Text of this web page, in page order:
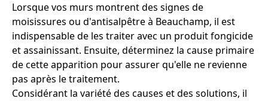
Lorsque vos murs montrent des signes de
moisissures ou d'antisalpêtre à Beauchamp, il est
indispensable de les traiter avec un produit fongicide
et assainissant. Ensuite, déterminez la cause primaire
de cette apparition pour assurer qu'elle ne revienne
pas après le traitement.
Considérant la variété des causes et des solutions, il